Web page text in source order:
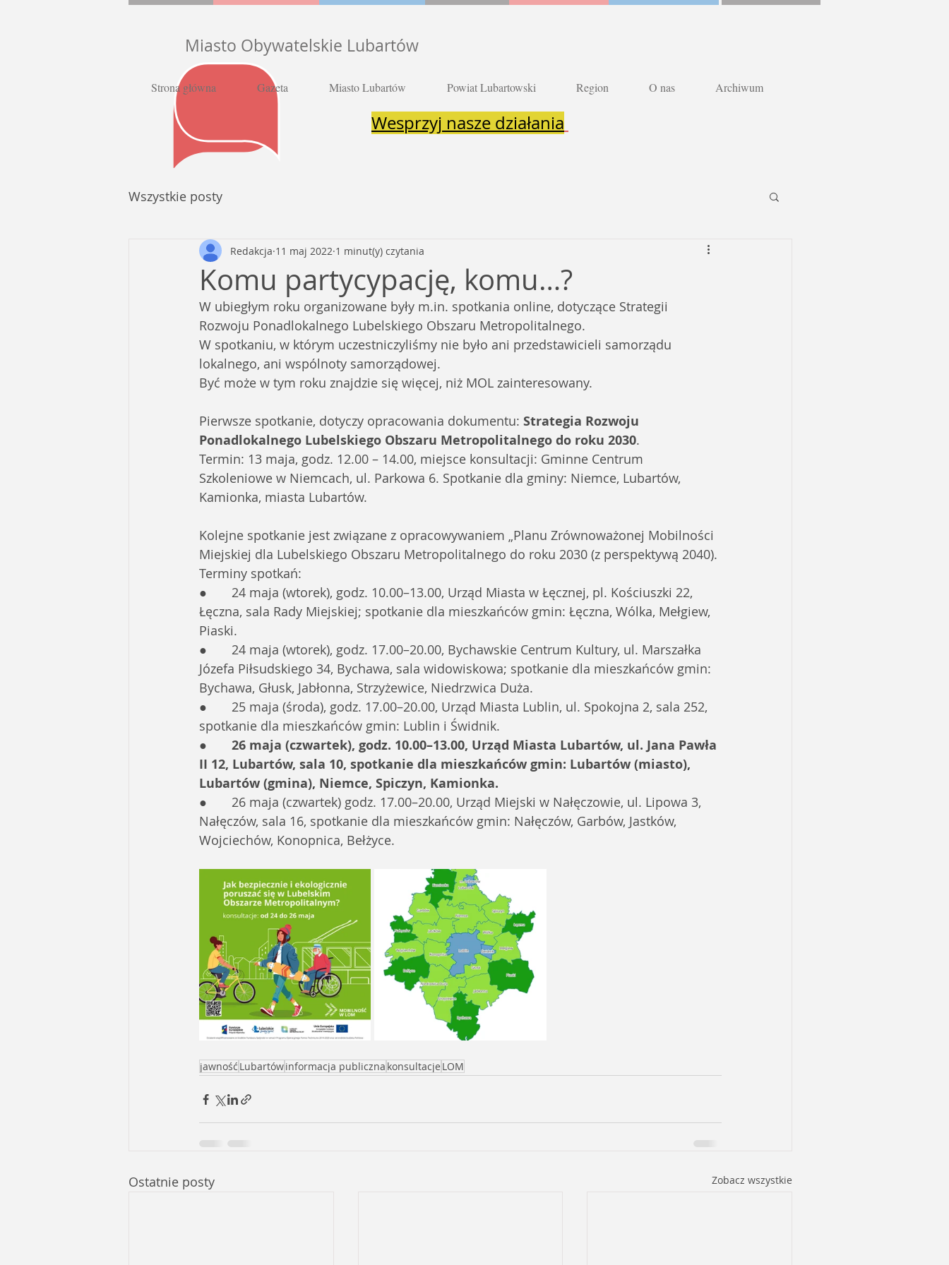
Miasto Obywatelskie Lubartów
Strona główna Gazeta Miasto Lubartów Powiat Lubartowski Region O nas Archiwum
Wesprzyj nasze działania
Wszystkie posty
Komu partycypację, komu…?
Redakcja 11 maj 2022 1 minut(y) czytania
W ubiegłym roku organizowane były m.in. spotkania online, dotyczące Strategii
Rozwoju Ponadlokalnego Lubelskiego Obszaru Metropolitalnego.
W spotkaniu, w którym uczestniczyliśmy nie było ani przedstawicieli samorządu
lokalnego, ani wspólnoty samorządowej.
Być może w tym roku znajdzie się więcej, niż MOL zainteresowany.
Pierwsze spotkanie, dotyczy opracowania dokumentu: Strategia Rozwoju
Ponadlokalnego Lubelskiego Obszaru Metropolitalnego do roku 2030.
Termin: 13 maja, godz. 12.00 – 14.00, miejsce konsultacji: Gminne Centrum
Szkoleniowe w Niemcach, ul. Parkowa 6. Spotkanie dla gminy: Niemce, Lubartów,
Kamionka, miasta Lubartów.
Kolejne spotkanie jest związane z opracowywaniem „Planu Zrównoważonej Mobilności
Miejskiej dla Lubelskiego Obszaru Metropolitalnego do roku 2030 (z perspektywą 2040).
Terminy spotkań:
●       24 maja (wtorek), godz. 10.00–13.00, Urząd Miasta w Łęcznej, pl. Kościuszki 22,
Łęczna, sala Rady Miejskiej; spotkanie dla mieszkańców gmin: Łęczna, Wólka, Mełgiew,
Piaski.
●       24 maja (wtorek), godz. 17.00–20.00, Bychawskie Centrum Kultury, ul. Marszałka
Józefa Piłsudskiego 34, Bychawa, sala widowiskowa; spotkanie dla mieszkańców gmin:
Bychawa, Głusk, Jabłonna, Strzyżewice, Niedrzwica Duża.
●       25 maja (środa), godz. 17.00–20.00, Urząd Miasta Lublin, ul. Spokojna 2, sala 252,
spotkanie dla mieszkańców gmin: Lublin i Świdnik.
● 26 maja (czwartek), godz. 10.00–13.00, Urząd Miasta Lubartów, ul. Jana Pawła
II 12, Lubartów, sala 10, spotkanie dla mieszkańców gmin: Lubartów (miasto),
Lubartów (gmina), Niemce, Spiczyn, Kamionka.
●       26 maja (czwartek) godz. 17.00–20.00, Urząd Miejski w Nałęczowie, ul. Lipowa 3,
Nałęczów, sala 16, spotkanie dla mieszkańców gmin: Nałęczów, Garbów, Jastków,
Wojciechów, Konopnica, Bełżyce.
jawność Lubartówinformacja publiczna konsultacje LOM
Ostatnie posty Zobacz wszystkie